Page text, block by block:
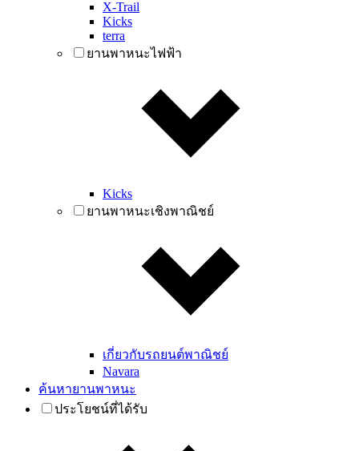
X-Trail
Kicks
terra
ยานพาหนะไฟฟ้า
Kicks
ยานพาหนะเชิงพาณิชย์
เกี่ยวกับรถยนต์พาณิชย์
Navara
ค้นหายานพาหนะ
ประโยชน์ที่ได้รับ